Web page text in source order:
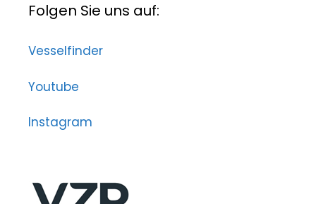
Folgen Sie uns auf:
Vesselfinder
Youtube
Instagram